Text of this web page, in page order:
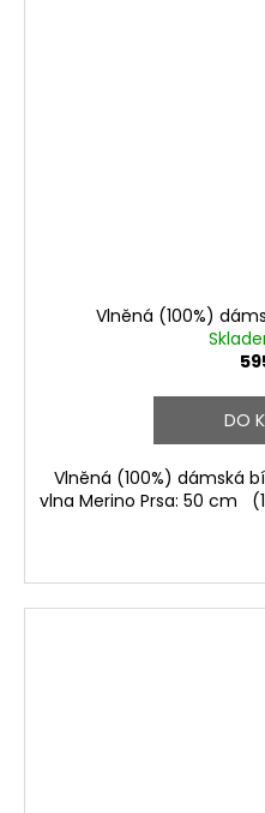
Vlněná (100%)
DO
Vlněná (100%) dámská
vlna Merino Prsa: 50 cm